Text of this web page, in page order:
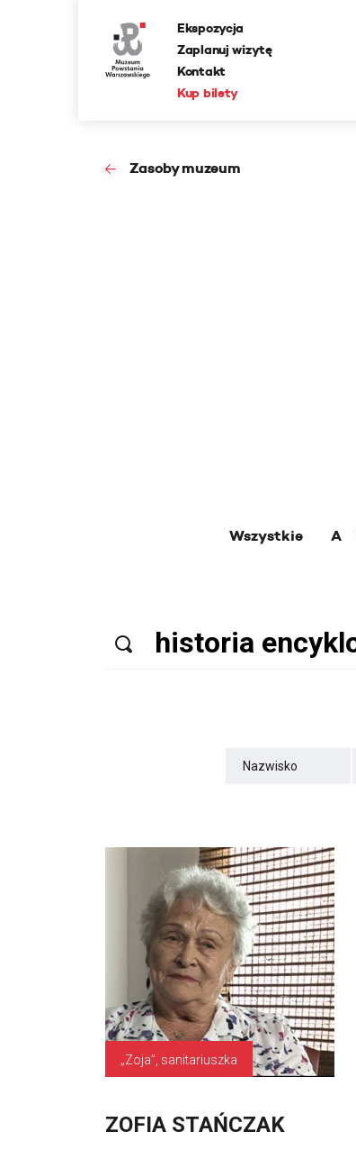
Ekspozycja
Zaplanuj wizytę
Kontakt
Kup bilety
Zasoby muzeum
Wszystkie A
Nazwisko
„Zoja”, sanitariuszka
ZOFIA STAŃCZAK